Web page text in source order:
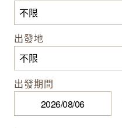
出發地
出發期間